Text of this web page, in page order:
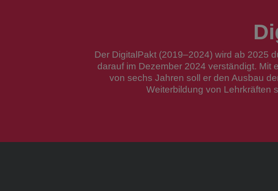
Der DigitalPakt (2019–2024) wird ab 2025
darauf im Dezember 2024 verständigt. Mit
von sechs Jahren soll er den Ausbau
Weiterbildung von Lehrkräften